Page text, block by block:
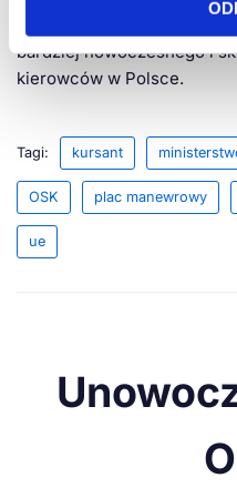
bardziej nowoczesnego i
kierowców w Polsce.
Tagi: kursant
OSK plac manewrowy
ue